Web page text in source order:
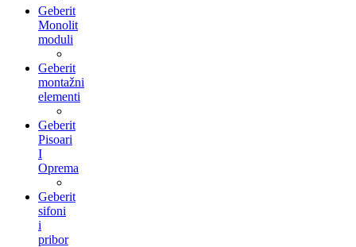
Geberit
Monolit
moduli
Geberit
montažni
elementi
Geberit
Pisoari
I
Oprema
Geberit
sifoni
i
pribor